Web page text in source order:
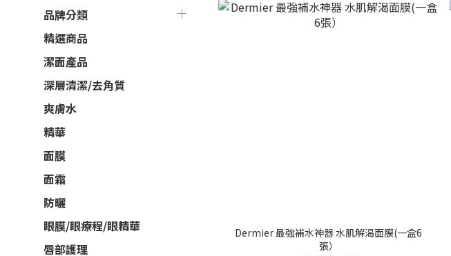
品牌分類
精選商品
潔面產品
深層清潔/去角質
爽膚水
精華
面膜
面霜
防曬
眼膜/眼療程/眼精華
唇部護理
Dermier 最強補水神器 水肌解渴面膜(一盒6
張）